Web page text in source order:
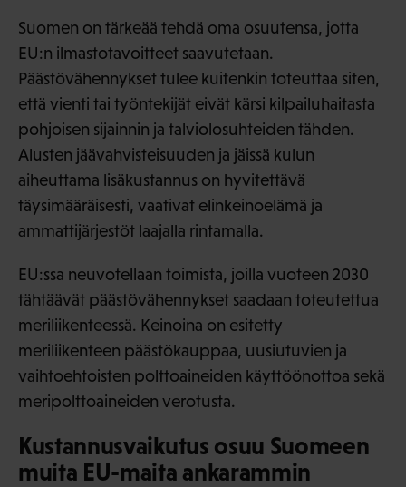
Suomen on tärkeää tehdä oma osuutensa, jotta
EU:n ilmastotavoitteet saavutetaan.
Päästövähennykset tulee kuitenkin toteuttaa siten,
että vienti tai työntekijät eivät kärsi kilpailuhaitasta
pohjoisen sijainnin ja talviolosuhteiden tähden.
Alusten jäävahvisteisuuden ja jäissä kulun
aiheuttama lisäkustannus on hyvitettävä
täysimääräisesti, vaativat elinkeinoelämä ja
ammattijärjestöt laajalla rintamalla.
EU:ssa neuvotellaan toimista, joilla vuoteen 2030
tähtäävät päästövähennykset saadaan toteutettua
meriliikenteessä. Keinoina on esitetty
meriliikenteen päästökauppaa, uusiutuvien ja
vaihtoehtoisten polttoaineiden käyttöönottoa sekä
meripolttoaineiden verotusta.
Kustannusvaikutus osuu Suomeen
muita EU-maita ankarammin